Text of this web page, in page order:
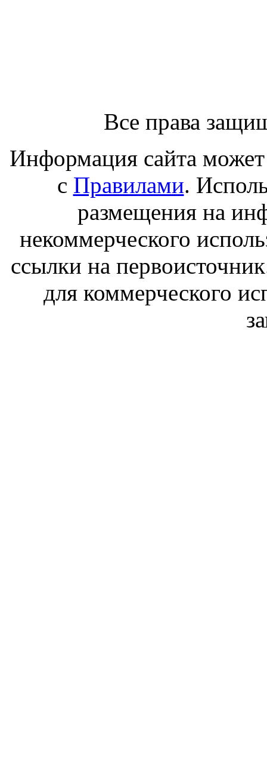
Все права
Информация сайта может
с Правилами.
размещения на
некоммерческого
ссылки на
для коммерческого